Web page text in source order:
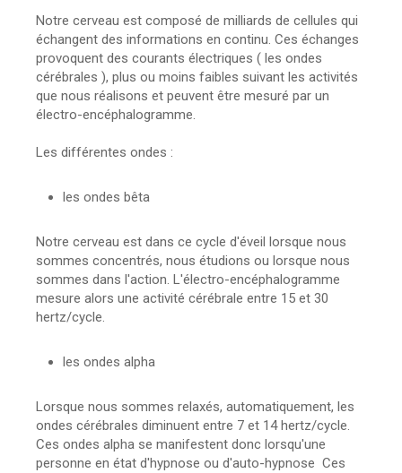
Notre cerveau est composé de milliards de cellules qui
échangent des informations en continu. Ces échanges
provoquent des courants électriques ( les ondes
cérébrales ), plus ou moins faibles suivant les activités
que nous réalisons et peuvent être mesuré par un
électro-encéphalogramme.
Les différentes ondes :
les ondes bêta
Notre cerveau est dans ce cycle d'éveil lorsque nous
sommes concentrés, nous étudions ou lorsque nous
sommes dans l'action. L'électro-encéphalogramme
mesure alors une activité cérébrale entre 15 et 30
hertz/cycle.
les ondes alpha
Lorsque nous sommes relaxés, automatiquement, les
ondes cérébrales diminuent entre 7 et 14 hertz/cycle.
Ces ondes alpha se manifestent donc lorsqu'une
personne en état d'hypnose ou d'auto-hypnose Ces